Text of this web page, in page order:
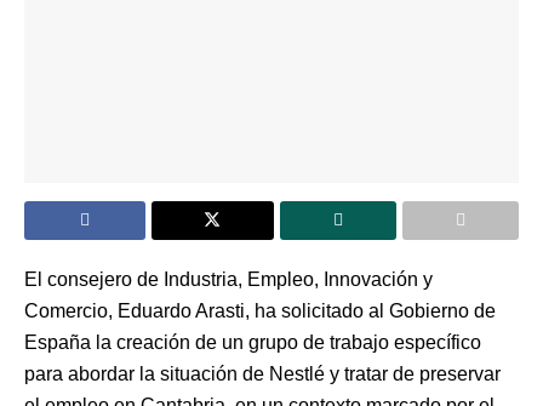
El consejero de Industria, Empleo, Innovación y
Comercio, Eduardo Arasti, ha solicitado al Gobierno de
España la creación de un grupo de trabajo específico
para abordar la situación de Nestlé y tratar de preservar